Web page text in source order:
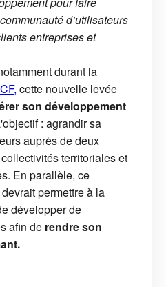
d’utilisateurs
entreprises et
durant la
cette nouvelle levée
son développement
: agrandir sa
auprès de deux
territoriales et
En parallèle, ce
permettre à la
développer de
afin de rendre son